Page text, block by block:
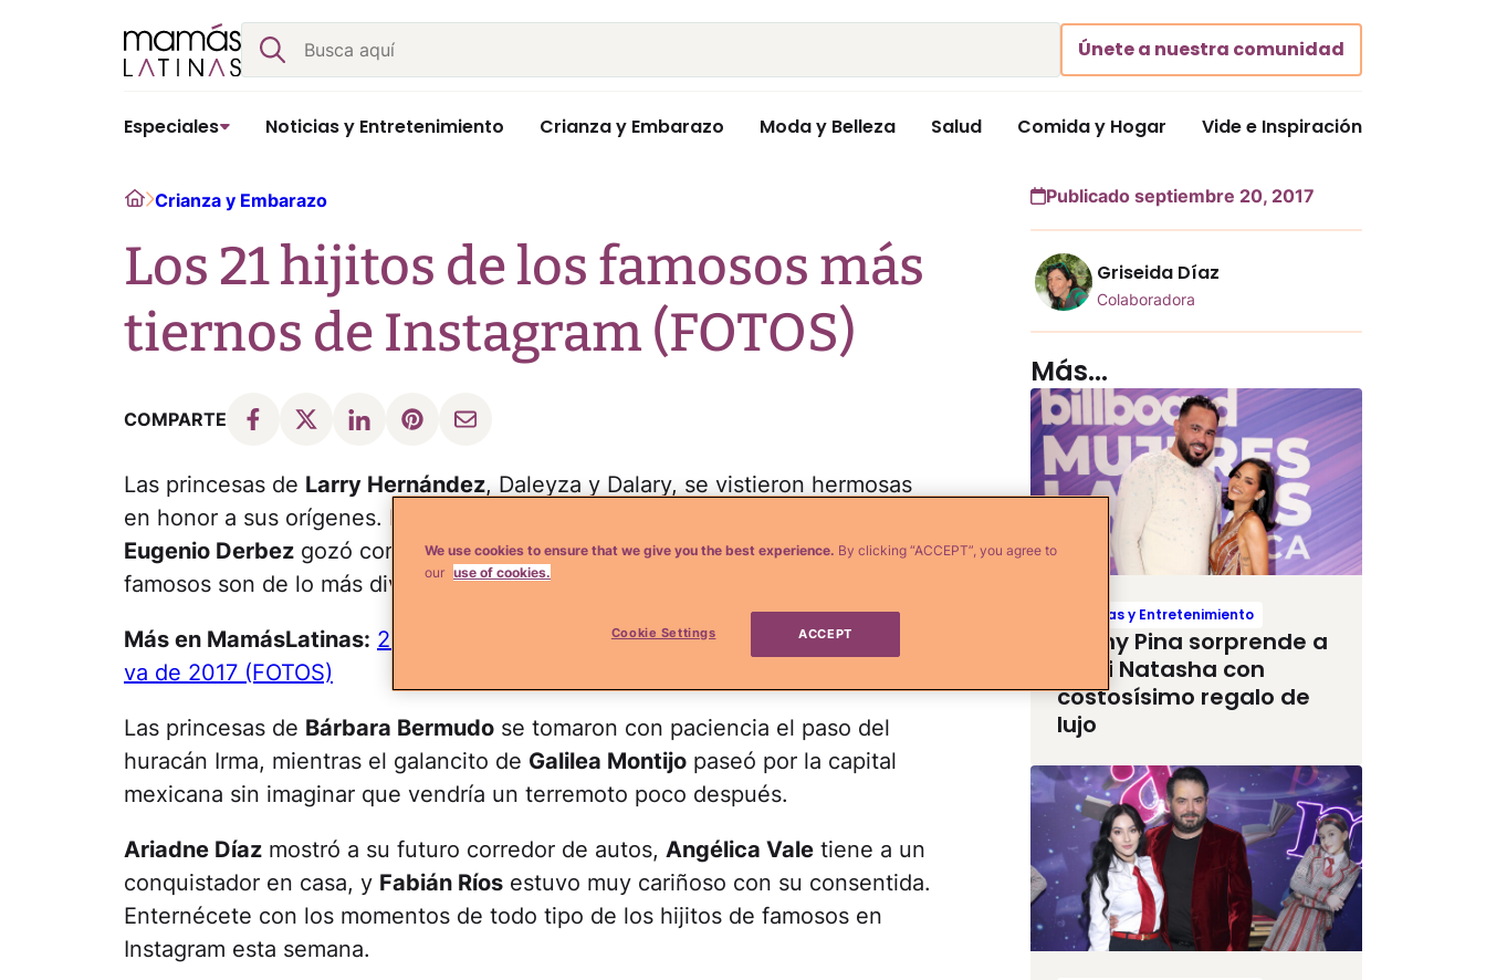
Buscar
Únete a nuestra comunidad
Especiales Noticias y Entretenimiento Crianza y Embarazo Moda y Belleza Salud Comida y Hogar Vide e Inspiración
HomeCrianza y Embarazo
Los 21 hijitos de los famosos más
tiernos de Instagram (FOTOS)
COMPARTE
Las princesas de Larry Hernández, Daleyza y Dalary, se vistieron hermosas
en honor a sus orígenes. Los mellizos de
Eugenio Derbez gozó como un niño con su pequeña Aitana. ¡Los hijitos de
famosos son de lo más divertidos!
Más en MamásLatinas: 27 Famosos que se convirtieron en padres en lo que
va de 2017 (FOTOS)
Las princesas de Bárbara Bermudo se tomaron con paciencia el paso del
huracán Irma, mientras el galancito de Galilea Montijo paseó por la capital
mexicana sin imaginar que vendría un terremoto poco después.
Ariadne Díaz mostró a su futuro corredor de autos, Angélica Vale tiene a un
conquistador en casa, y Fabián Ríos estuvo muy cariñoso con su consentida.
Enternécete con los momentos de todo tipo de los hijitos de famosos en
Instagram esta semana.
Publicado septiembre 20, 2017
Griseida Díaz
Colaboradora
Más...
Noticias y Entretenimiento
Raphy Pina sorprende a
Natti Natasha con
costosísimo regalo de
lujo
We use cookies to ensure that we give you the best experience. By clicking “ACCEPT”, you agree to
our use of cookies.
Cookie Settings ACCEPT